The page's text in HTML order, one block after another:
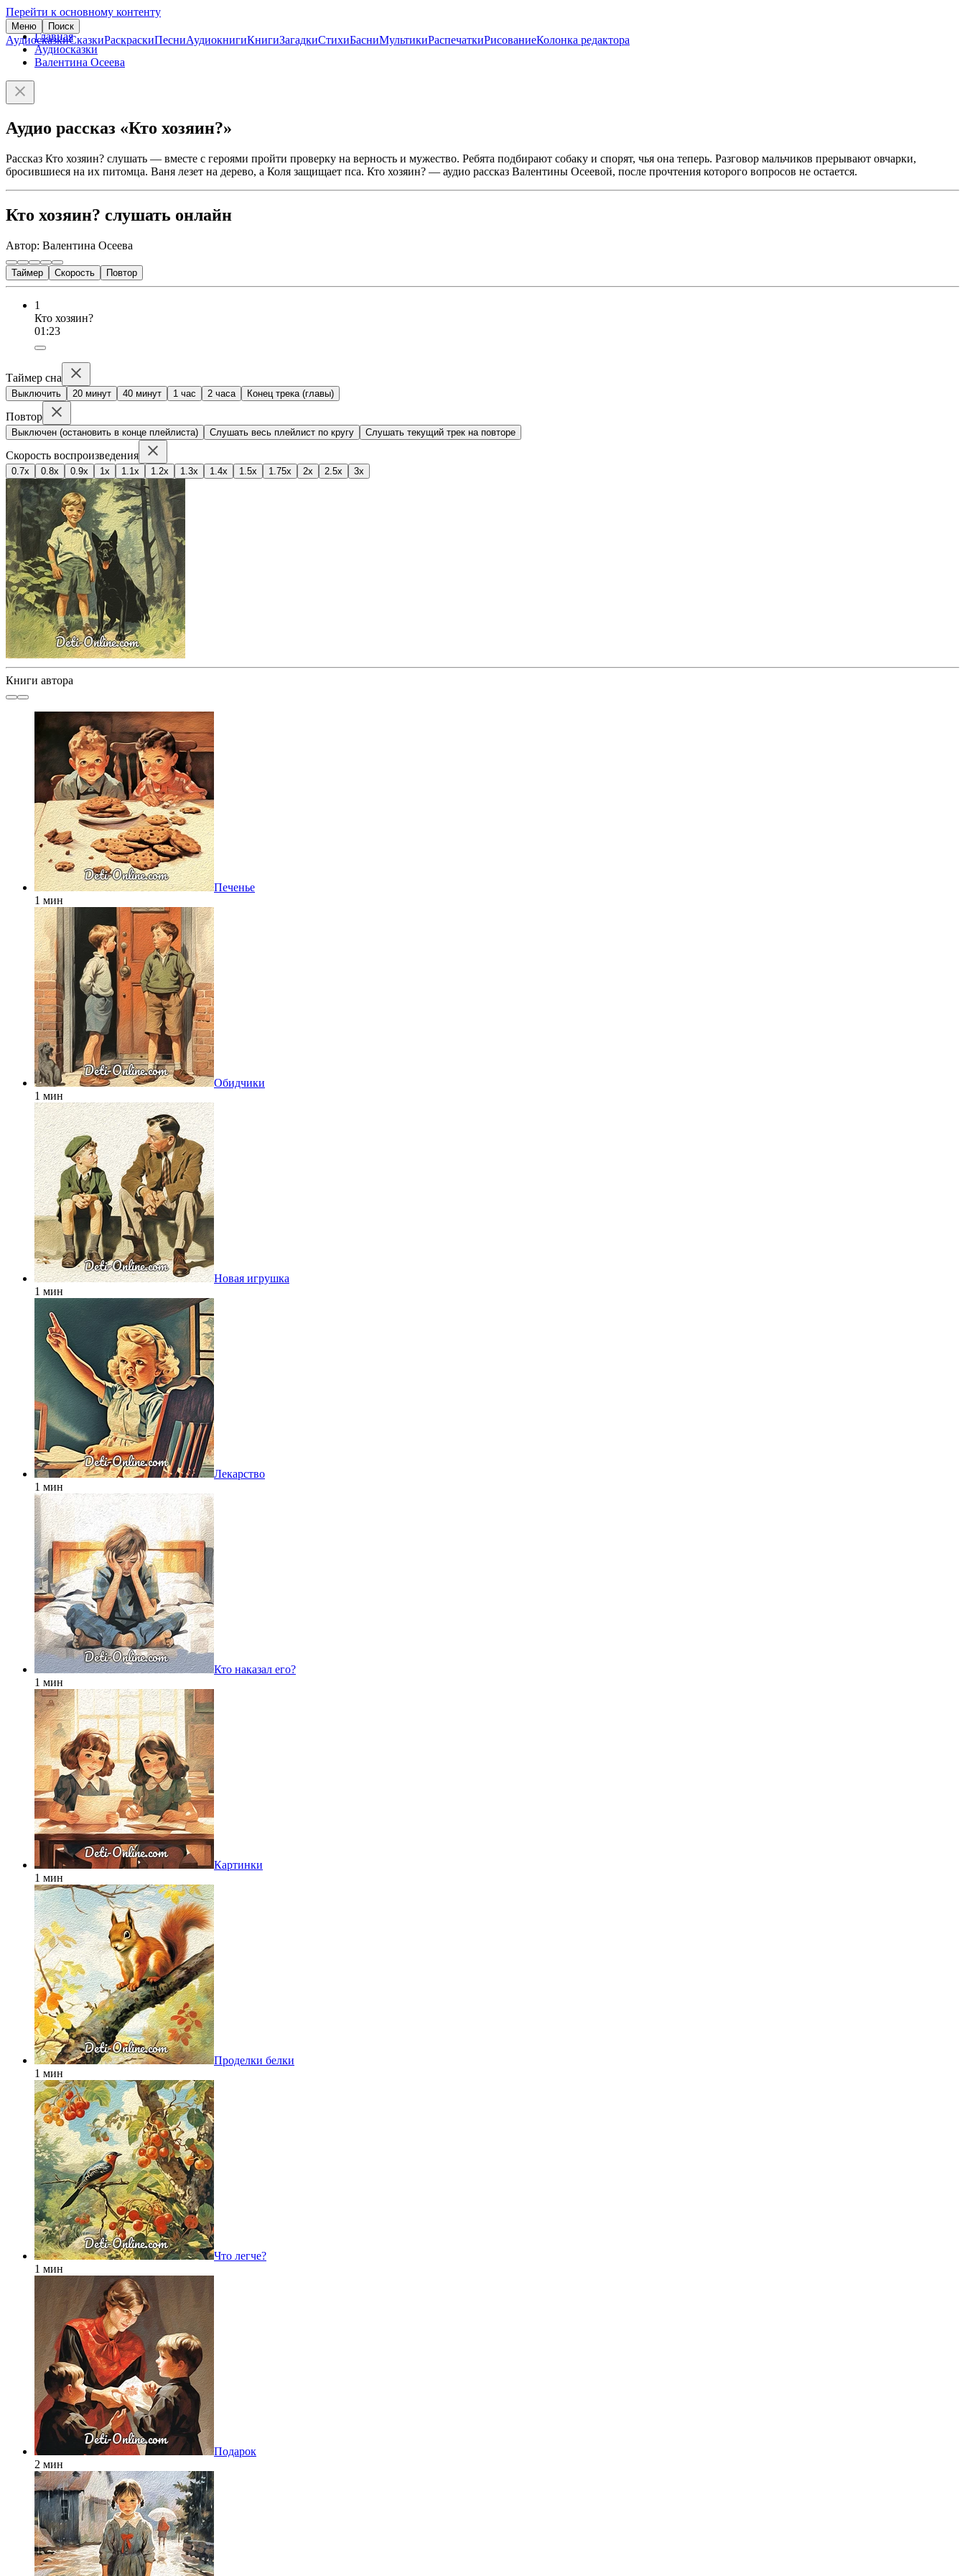
Перейти к основному контенту
Меню Поиск
АудиосказкиСказкиРаскраскиПесниАудиокнигиКнигиЗагадкиСтихиБасниМультикиРаспечаткиРисованиеКолонка редактора
Главная
Аудиосказки
Валентина Осеева
Аудио рассказ «Кто хозяин?»
Рассказ Кто хозяин? слушать — вместе с героями пройти проверку на верность и мужество. Ребята подбирают собаку и спорят, чья она теперь. Разговор мальчиков прерывают овчарки,
бросившиеся на их питомца. Ваня лезет на дерево, а Коля защищает пса. Кто хозяин? — аудио рассказ Валентины Осеевой, после прочтения которого вопросов не остается.
Кто хозяин? слушать онлайн
Автор: Валентина Осеева
Таймер Скорость Повтор
1
Кто хозяин?
01:23
Таймер сна
Выключить 20 минут 40 минут 1 час 2 часа Конец трека (главы)
Повтор
Выключен (остановить в конце плейлиста) Слушать весь плейлист по кругу Слушать текущий трек на повторе
Скорость воспроизведения
0.7x 0.8x 0.9x 1x 1.1x 1.2x 1.3x 1.4x 1.5x 1.75x 2x 2.5x 3x
Книги автора
Печенье
1 мин
Обидчики
1 мин
Новая игрушка
1 мин
Лекарство
1 мин
Кто наказал его?
1 мин
Картинки
1 мин
Проделки белки
1 мин
Что легче?
1 мин
Подарок
2 мин